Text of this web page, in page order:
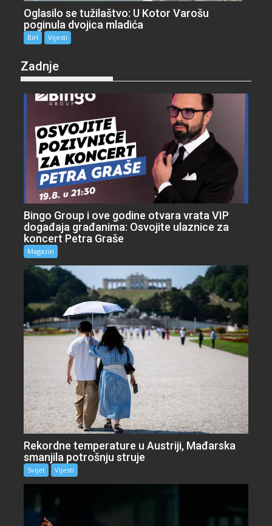
Oglasilo se tužilaštvo: U Kotor Varošu
poginula dvojica mladića
BiH Vijesti
Zadnje
Bingo Group i ove godine otvara vrata VIP
događaja građanima: Osvojite ulaznice za
koncert Petra Graše
Magazin
Rekordne temperature u Austriji, Mađarska
smanjila potrošnju struje
Svijet Vijesti